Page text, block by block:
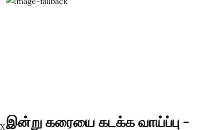
இன்று கரையை கடக்க வாய்ப்பு -
X